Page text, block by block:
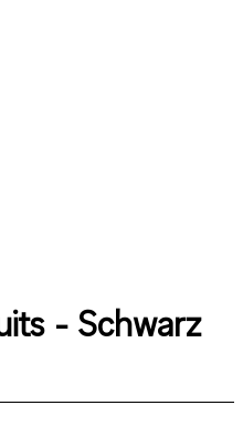
- Schwarz